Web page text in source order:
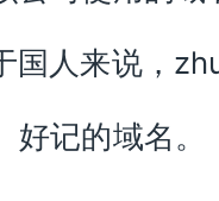
国人来说，
记的域名。